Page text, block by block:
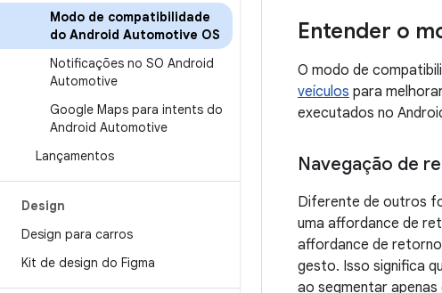
Modo de compatibilidade
do Android Automotive OS
Notificações no SO Android
Automotive
Google Maps para intents do
Android Automotive
Lançamentos
Design
Design para carros
Kit de design do Figma
Entender o
O modo de
veículos para
executados no
Navegação de
Diferente de outros
uma affordance de
affordance de
gesto. Isso significa
ao segmentar